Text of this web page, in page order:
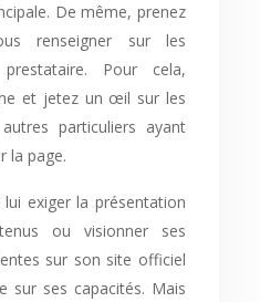
De même, prenez
renseigner sur les
Pour cela,
et jetez un œil sur les
particuliers ayant
la page.
exiger la présentation
ou visionner ses
sur son site officiel
sur ses capacités. Mais